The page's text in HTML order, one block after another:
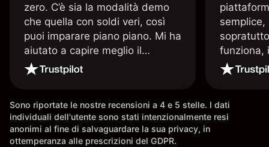
zero. C’è sia la modalità demo
che quella con soldi veri, così
puoi imparare piano piano. Mi ha
aiutato a capire meglio il
trading. La consiglio a chi parte
senza esperienza.
funziona,
Davide e'
spiega
Sono riportate le nostre recensioni a 4 e 5 stelle. I dati
individuali dell'utente sono stati intenzionalmente resi
anonimi al fine di salvaguardare la sua privacy, in
ottemperanza alle prescrizioni del GDPR.